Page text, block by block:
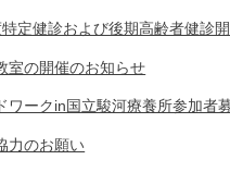
定健診および後期高齢者健診
室の開催のお知らせ
ワークin国立駿河療養所参加者
力のお願い